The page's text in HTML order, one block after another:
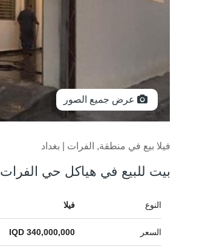
عرض جميع الصور
فيلا بيع في منطقة, الفرات | بغداد
بيت للبيع في هياكل حي الفرات
النوع فيلا
السعر IQD 340,000,000